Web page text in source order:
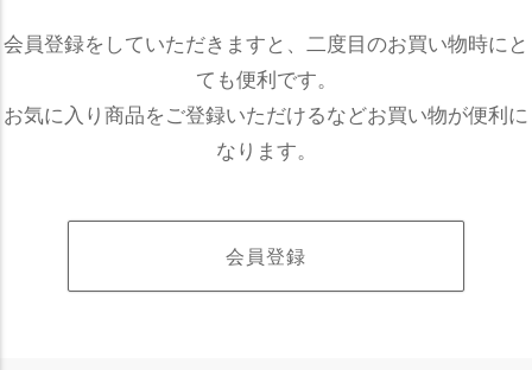
会員登録をしていただきますと、二度目のお買い物時にと
ても便利です。
お気に入り商品をご登録いただけるなどお買い物が便利に
なります。
会員登録